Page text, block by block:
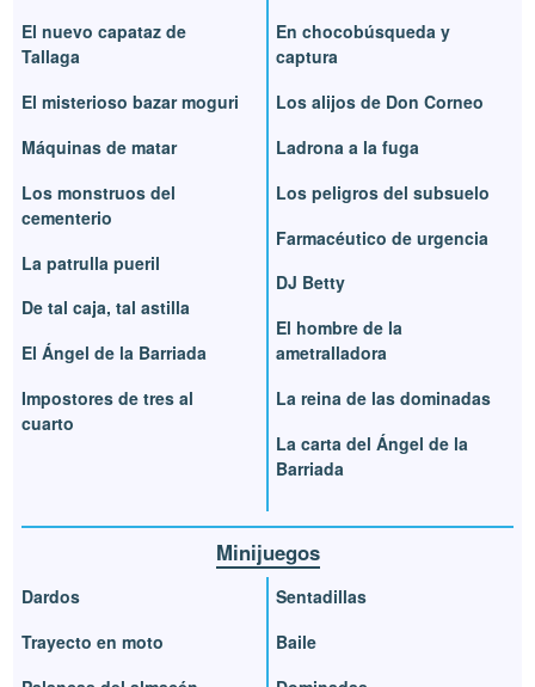
El nuevo capataz de
Tallaga
El misterioso bazar moguri
Máquinas de matar
Los monstruos del
cementerio
La patrulla pueril
De tal caja, tal astilla
El Ángel de la Barriada
Impostores de tres al
cuarto
En chocobúsqueda y
captura
Los alijos de Don Corneo
Ladrona a la fuga
Los peligros del subsuelo
Farmacéutico de urgencia
DJ Betty
El hombre de la
ametralladora
La reina de las dominadas
La carta del Ángel de la
Barriada
Minijuegos
Dardos
Trayecto en moto
Sentadillas
Baile